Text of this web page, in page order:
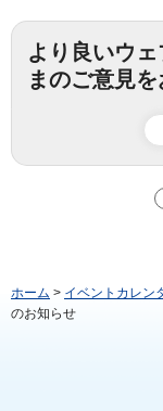
より良いウ
まのご意見
ホーム > イベントカレン
のお知らせ